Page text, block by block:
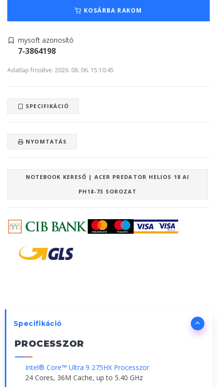
KOSÁRBA RAKOM
mysoft azonosító
7-3864198
Adatlap frissítve: 2026. 08. 06. 15:10:45
SPECIFIKÁCIÓ
NYOMTATÁS
NOTEBOOK KERESŐ | ACER PREDATOR HELIOS 18 AI
PH18-73 SOROZAT
Specifikáció
PROCESSZOR
Intel® Core™ Ultra 9 275HX Processzor
24 Cores, 36M Cache, up to 5.40 GHz